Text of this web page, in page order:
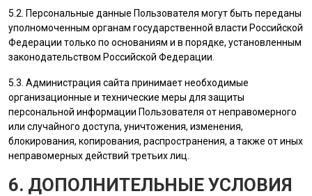
5.2. Персональные данные Пользователя могут быть переданы
уполномоченным органам государственной власти Российской
Федерации только по основаниям и в порядке, установленным
законодательством Российской Федерации.
5.3. Администрация сайта принимает необходимые
организационные и технические меры для защиты
персональной информации Пользователя от неправомерного
или случайного доступа, уничтожения, изменения,
блокирования, копирования, распространения, а также от иных
неправомерных действий третьих лиц.
6. ДОПОЛНИТЕЛЬНЫЕ УСЛОВИЯ